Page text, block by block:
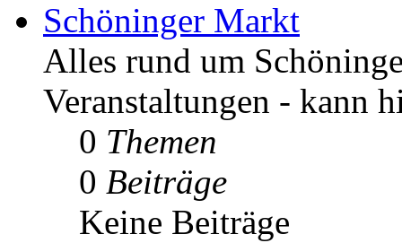
Schöninger Markt
Alles rund um
Veranstaltungen - kann
0 Themen
0 Beiträge
Keine Beiträge